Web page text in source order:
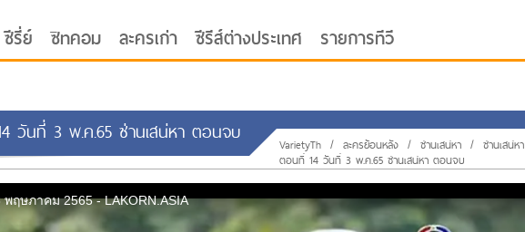
ซีรี่ย์ ซิทคอม ละครเก่า ซีรีส์ต่างประเทศ รายการทีวี
ถัดไป
Next Door ซับไทย
วันที่ 3 พ.ค.65 ซ่านเสน่หา ตอนจบ VarietyTh / ละครย้อนหลัง / ซ่านเสน่หา / ซ่านเสน่หา
ตอนที่ 14 วันที่ 3 พ.ค.65 ซ่านเสน่หา ตอนจบ